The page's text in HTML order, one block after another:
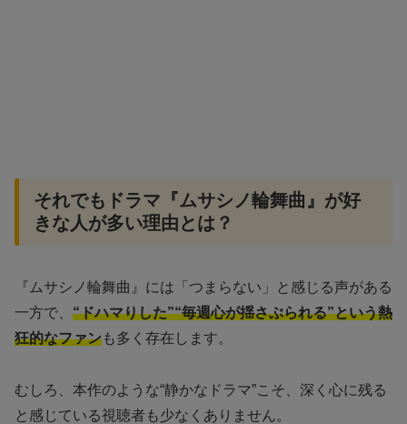
それでもドラマ『ムサシノ輪舞曲』が好
きな人が多い理由とは？
『ムサシノ輪舞曲』には「つまらない」と感じる声がある
一方で、 “ドハマりした”“毎週心が揺さぶられる”という熱
狂的なファンも多く存在します。
むしろ、本作のような“静かなドラマ”こそ、深く心に残る
と感じている視聴者も少なくありません。